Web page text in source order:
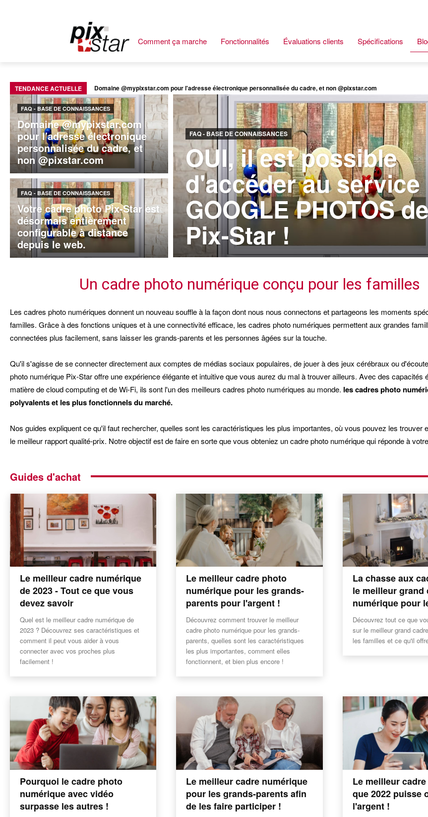
Comment ça marche Fonctionnalités Évaluations clients Spécifications
TENDANCE ACTUELLE Domaine @mypixstar.com pour l'adresse électronique personnalisée du cadre, et non @pixstar.com
FAQ - BASE DE CONNAISSANCES
Domaine @mypixstar.com
pour l'adresse électronique
personnalisée du cadre, et
non @pixstar.com
FAQ - BASE DE CONNAISSANCES
Votre cadre photo Pix-Star est
désormais entièrement
configurable à distance
depuis le web.
FAQ - BASE DE CONNAISSANCES
OUI, il est possible
d'accéder au service
GOOGLE PHOTOS
Pix-Star !
Un cadre photo numérique conçu pour les familles
Les cadres photo numériques donnent un nouveau souffle à la façon dont nous nous connectons et partageons les moments
familles. Grâce à des fonctions uniques et à une connectivité efficace, les cadres photo numériques permettent aux grandes
connectées plus facilement, sans laisser les grands-parents et les personnes âgées sur la touche.
Qu'il s'agisse de se connecter directement aux comptes de médias sociaux populaires, de jouer à des jeux cérébraux ou
photo numérique Pix-Star offre une expérience élégante et intuitive que vous aurez du mal à trouver ailleurs. Avec des capacités
matière de cloud computing et de Wi-Fi, ils sont l'un des meilleurs cadres photo numériques au monde. les cadres photo
polyvalents et les plus fonctionnels du marché.
Nos guides expliquent ce qu'il faut rechercher, quelles sont les caractéristiques les plus importantes, où vous pouvez les trouver
le meilleur rapport qualité-prix. Notre objectif est de faire en sorte que vous obteniez un cadre photo numérique qui réponde à
Guides d'achat
Le meilleur cadre numérique
de 2023 - Tout ce que vous
devez savoir
Quel est le meilleur cadre numérique de
2023 ? Découvrez ses caractéristiques et
comment il peut vous aider à vous
connecter avec vos proches plus
facilement !
Le meilleur cadre photo
numérique pour les grands-
parents pour l'argent !
Découvrez comment trouver le meilleur
cadre photo numérique pour les grands-
parents, quelles sont les caractéristiques
les plus importantes, comment elles
fonctionnent, et bien plus encore !
La chasse aux
le meilleur grand
numérique pour
Découvrez tout ce que
sur le meilleur grand
les familles et ce qu'il
Pourquoi le cadre photo
numérique avec vidéo
surpasse les autres !
Le meilleur cadre numérique
pour les grands-parents afin
de les faire participer !
Le meilleur
que 2022 puisse
l'argent !